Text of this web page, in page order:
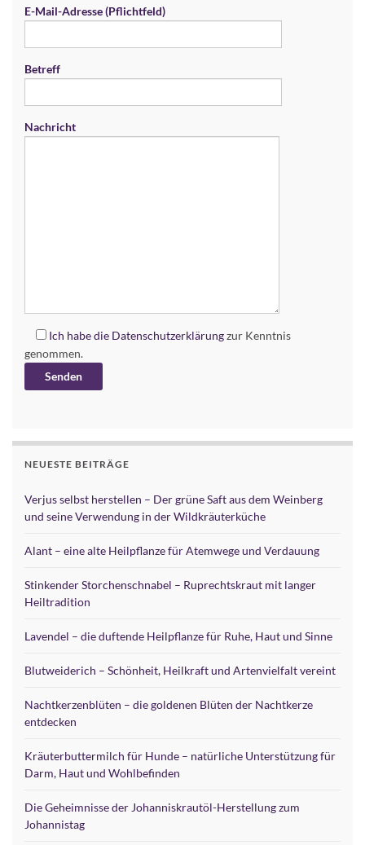
E-Mail-Adresse (Pflichtfeld)
Betreff
Nachricht
Ich habe die Datenschutzerklärungzur Kenntnis
genommen.
NEUESTE BEITRÄGE
Verjus selbst herstellen – Der grüne Saft aus dem Weinberg
und seine Verwendung in der Wildkräuterküche
Alant – eine alte Heilpflanze für Atemwege und Verdauung
Stinkender Storchenschnabel – Ruprechtskraut mit langer
Heiltradition
Lavendel – die duftende Heilpflanze für Ruhe, Haut und Sinne
Blutweiderich – Schönheit, Heilkraft und Artenvielfalt vereint
Nachtkerzenblüten – die goldenen Blüten der Nachtkerze
entdecken
Kräuterbuttermilch für Hunde – natürliche Unterstützung für
Darm, Haut und Wohlbefinden
Die Geheimnisse der Johanniskrautöl-Herstellung zum
Johannistag